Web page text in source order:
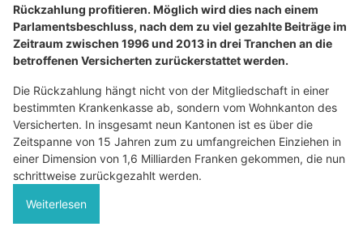
Rückzahlung profitieren. Möglich wird dies nach einem
Parlamentsbeschluss, nach dem zu viel gezahlte Beiträge im
Zeitraum zwischen 1996 und 2013 in drei Tranchen an die
betroffenen Versicherten zurückerstattet werden.
Die Rückzahlung hängt nicht von der Mitgliedschaft in einer
bestimmten Krankenkasse ab, sondern vom Wohnkanton des
Versicherten. In insgesamt neun Kantonen ist es über die
Zeitspanne von 15 Jahren zum zu umfangreichen Einziehen in
einer Dimension von 1,6 Milliarden Franken gekommen, die nun
schrittweise zurückgezahlt werden.
Weiterlesen